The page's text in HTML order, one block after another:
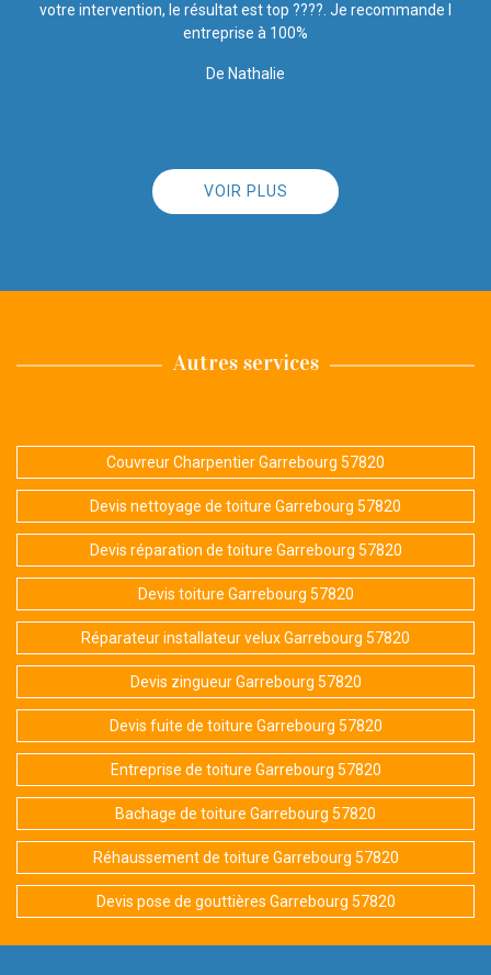
l'écoute des clients et surtout, qui est humainement accessible :
vous êtes au bon endroit, ne cherchez pas plus loin. Satisfaite à
VOIR PLUS
Autres services
Couvreur Charpentier Garrebourg 57820
Devis nettoyage de toiture Garrebourg 57820
Devis réparation de toiture Garrebourg 57820
Devis toiture Garrebourg 57820
Réparateur installateur velux Garrebourg 57820
Devis zingueur Garrebourg 57820
Devis fuite de toiture Garrebourg 57820
Entreprise de toiture Garrebourg 57820
Bachage de toiture Garrebourg 57820
Réhaussement de toiture Garrebourg 57820
Devis pose de gouttières Garrebourg 57820